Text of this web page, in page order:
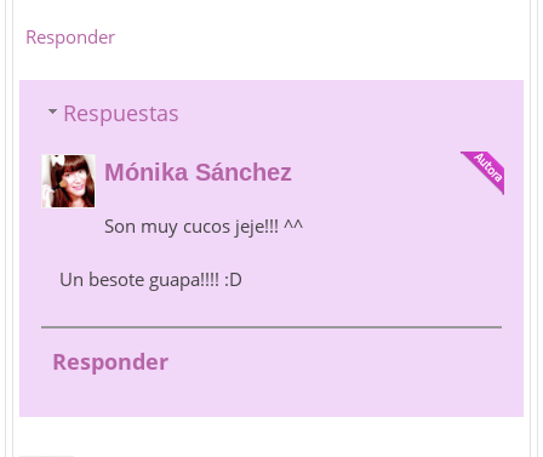
Responder
Respuestas
Mónika Sánchez
Son muy cucos jeje!!! ^^
Un besote guapa!!!! :D
Responder